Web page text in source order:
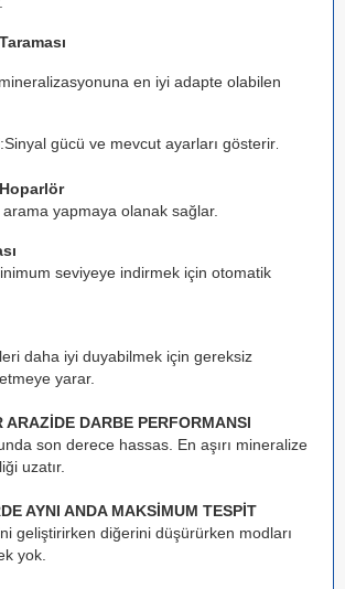
en iyi adapte olabilen
gücü ve mevcut ayarları gösterir
arama yapmaya olanak sağlar.
seviyeye indirmek için otomatik
daha iyi duyabilmek için gereksiz
yarar.
ARAZİDE DARBE PERFORMANSI
son derece hassas. En aşırı mineralize
uzatır.
AYNI ANDA MAKSİMUM TESPİT
geliştirirken diğerini düşürürken modları
yok.